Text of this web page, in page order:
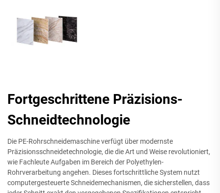
Fortgeschrittene Präzisions-
Schneidtechnologie
Die PE-Rohrschneidemaschine verfügt über modernste
Präzisionsschneidetechnologie, die die Art und Weise revolutioniert,
wie Fachleute Aufgaben im Bereich der Polyethylen-
Rohrverarbeitung angehen. Dieses fortschrittliche System nutzt
computergesteuerte Schneidemechanismen, die sicherstellen, dass